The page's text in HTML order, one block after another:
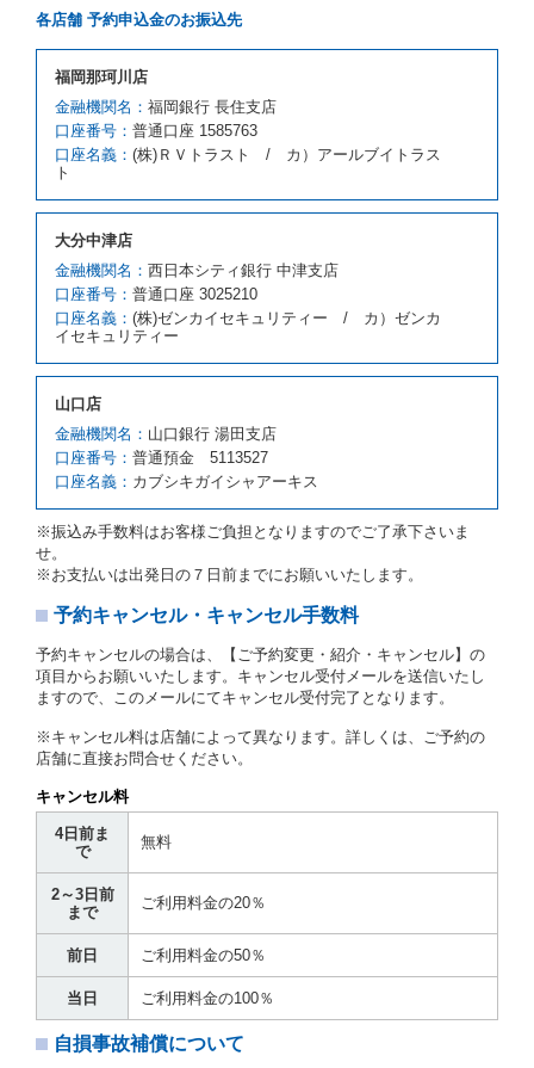
いいます。）の貸渡しを申し入れることができるもの
とします。
クラスを除き予約時と同一の借受条件でレンタカー提
携先の代替レンタカーを貸し渡すものとします。な
お、代替レンタカーの貸渡料金が予約された車種クラ
スの貸渡料金より高くなるときは、予約した車種クラ
スの貸渡料金によるものとし、予約された車種クラス
借受人は、第１項の代替レンタカーの貸渡しの申入れ
を拒絶し、予約を取り消すことができるものとしま
す。
前項の場合、第１項の貸渡しをすることができない原
因が、当社の責に帰する事由によるときには第４条第
４項の予約の取消しとして取り扱い、当社は受領済の
予約申込金を返還するものとします。
原因が、当社の責に帰さない事由による時には第４条
第５項の予約の取消しとして取り扱い、当社は受領済
の予約申込金を返還するものとします。
第６条（免責）
当社及び借受人は、予約が取り消され、又は貸渡契約
が締結されなかったことについて、第４条及び第５条
に定める場合を除き、相互に何らの請求をしないもの
とします。
第３章／貸 渡 し
第７条（貸渡契約の締結）
借受人は第２条第１項に定める借受条件を明示し、当
貸渡契約を締結するものとします。ただし、貸し渡す
ことができるレンタカーがない場合又は借受人若しく
は運転者が第８条第１項若しくは第２項各号のいずれ
かに該当する場合を除きます。
貸渡契約を締結した場合、借受人は当社に第１0条第
１項に定める貸渡料金を支払うものとします。
運転者の義務と定められた事項を遵守するものとしま
す。
当社は、監督官庁の基本通達（注１）に基づき、貸渡
運転者の氏名、住所、運転免許の種類及び運転免許証
写しを添付するため、貸渡契約の締結にあたり、借受
人に対し、借受人の指定する運転者（以下「運転者」
各店舗 予約申込金のお振込先
福岡那珂川店
金融機関名： 福岡銀行 長住支店
口座番号： 普通口座 1585763
口座名義： (株)ＲＶトラスト / カ）アールブイトラス
ト
大分中津店
金融機関名： 西日本シティ銀行 中津支店
口座番号： 普通口座 3025210
口座名義： (株)ゼンカイセキュリティー / カ）ゼンカ
イセキュリティー
山口店
金融機関名： 山口銀行 湯田支店
口座番号： 普通預金 5113527
口座名義： カブシキガイシャアーキス
※振込み手数料はお客様ご負担となりますのでご了承下さいま
せ。
※お支払いは出発日の７日前までにお願いいたします。
予約キャンセル・キャンセル手数料
予約キャンセルの場合は、【ご予約変更・紹介・キャンセル】の
項目からお願いいたします。キャンセル受付メールを送信いたし
ますので、このメールにてキャンセル受付完了となります。
※キャンセル料は店舗によって異なります。詳しくは、ご予約の
店舗に直接お問合せください。
キャンセル料
4日前ま
で
無料
2～3日前
まで
ご利用料金の20％
前日 ご利用料金の50％
当日 ご利用料金の100％
自損事故補償について